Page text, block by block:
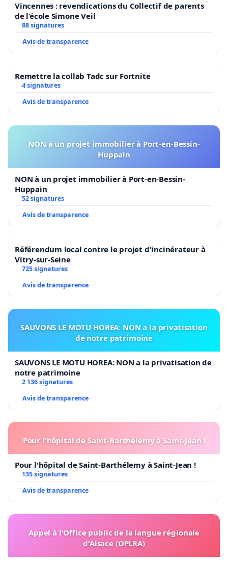
Vincennes : revendications du Collectif de parents
de l’école Simone Veil
88 signatures
Avis de transparence
Remettre la collab Tadc sur Fortnite
4 signatures
Avis de transparence
NON à un projet immobilier à Port-en-Bessin-
Huppain
NON à un projet immobilier à Port-en-Bessin-
Huppain
52 signatures
Avis de transparence
Référendum local contre le projet d'incinérateur à
Vitry-sur-Seine
725 signatures
Avis de transparence
SAUVONS LE MOTU HOREA: NON a la privatisation
de notre patrimoine
SAUVONS LE MOTU HOREA: NON a la privatisation de
notre patrimoine
2 136 signatures
Avis de transparence
Pour l'hôpital de Saint-Barthélemy à Saint-Jean !
Pour l'hôpital de Saint-Barthélemy à Saint-Jean !
135 signatures
Avis de transparence
Appel à l'Office public de la langue régionale
d'Alsace (OPLRA)